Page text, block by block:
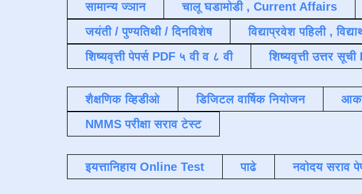
सामान्य ज्ञान
चालू घडामोडी , Current Affairs
जयंती / पुण्यतिथी / दिनविशेष
विद्याप्रवेश पहिली ,
शिष्यवृत्ती पेपर्स PDF ५ वी व ८ वी
शिष्यवृत्ती उत्तर
शैक्षणिक व्हिडीओ डिजिटल वार्षिक नियोजन
NMMS परीक्षा सराव टेस्ट
इयत्तानिहाय Online Test पाढे नवोदय सराव